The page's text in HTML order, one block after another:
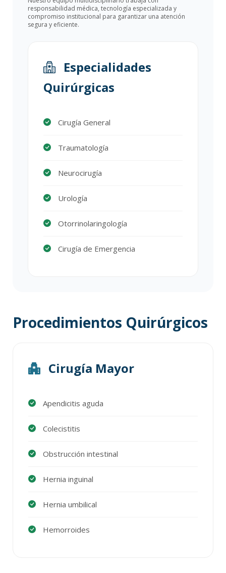
responsabilidad médica, tecnología especializada y
compromiso institucional para garantizar una atención
segura y eficiente.
Especialidades
Quirúrgicas
Cirugía General
Traumatología
Neurocirugía
Urología
Otorrinolaringología
Cirugía de Emergencia
Procedimientos Quirúrgicos
Cirugía Mayor
Apendicitis aguda
Colecistitis
Obstrucción intestinal
Hernia inguinal
Hernia umbilical
Hemorroides